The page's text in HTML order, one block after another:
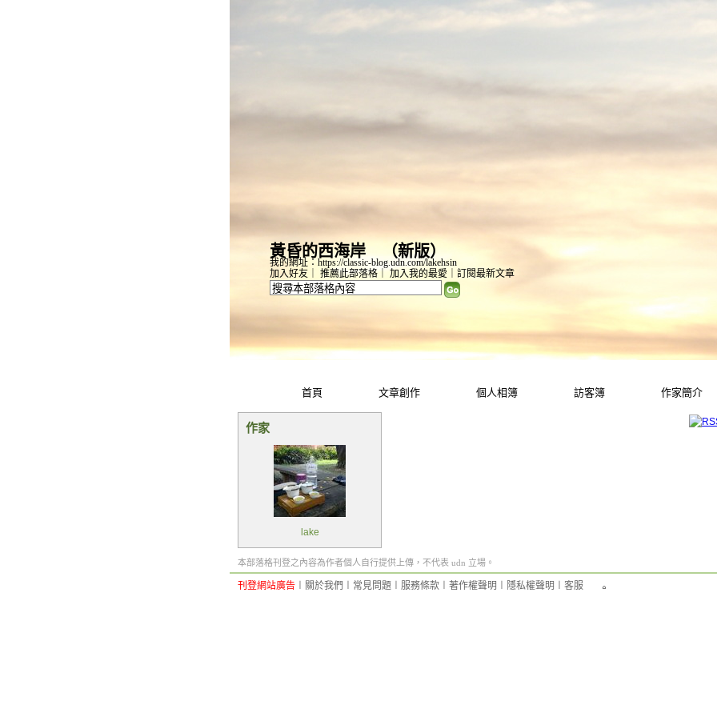
黃昏的西海岸 （新版）
首頁 文章創作 個人相簿 訪客簿 作家簡介
加入好友 推薦此部落格 加入我的最愛 訂閱最新文章
我的網址：https://classic-blog.udn.com/lakehsin
作家
lake
本部落格刊登之內容為作者個人自行提供上傳，不代表 udn 立場。
刊登網站廣告 關於我們 常見問題 服務條款 著作權聲明 隱私權聲明 客服